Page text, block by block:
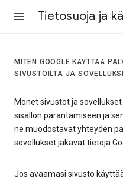
MITEN GOOGLE KÄYTTÄÄ
SIVUSTOILTA JA
Monet sivustot ja
sisällön parantamiseen ja
ne muodostavat yhteyden
sovellukset jakavat tietoja
Jos avaamasi sivusto